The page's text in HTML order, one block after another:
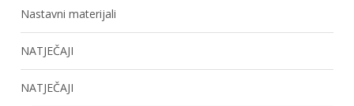
Nastavni materijali
NATJEČAJI
NATJEČAJI